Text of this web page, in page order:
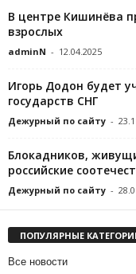
В центре Кишинёва
взрослых
adminN - 12.04.2025
Игорь Додон будет
государств СНГ
Дежурный по сайту -
Блокадников,
российские
Дежурный по сайту -
ПОПУЛЯРНЫЕ
Все новости